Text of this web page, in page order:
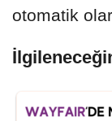
otomatik